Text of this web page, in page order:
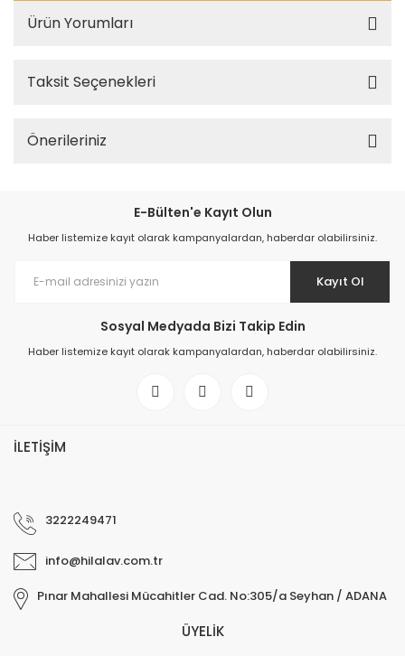
Ürün Yorumları
Taksit Seçenekleri
Önerileriniz
E-Bülten'e Kayıt Olun
Haber listemize kayıt olarak kampanyalardan, haberdar olabilirsiniz.
Kayıt Ol
Sosyal Medyada Bizi Takip Edin
Haber listemize kayıt olarak kampanyalardan, haberdar olabilirsiniz.
İLETİŞİM
3222249471
info@hilalav.com.tr
Pınar Mahallesi Mücahitler Cad. No:305/a Seyhan / ADANA
ÜYELİK